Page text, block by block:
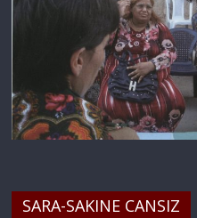
SARA-SAKINE CANSIZ